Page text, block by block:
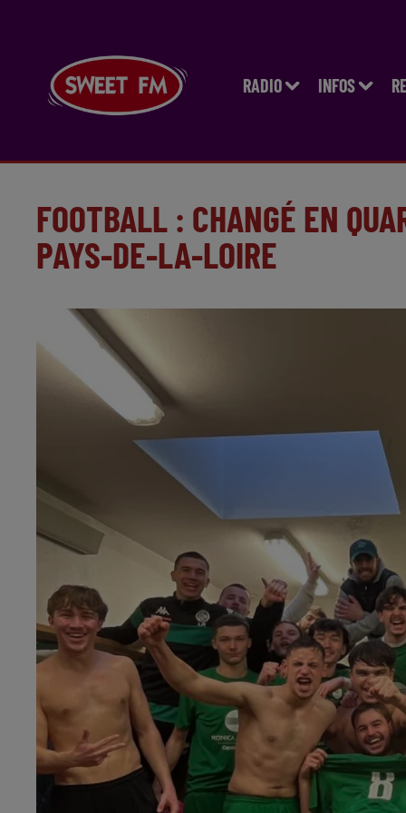
RADIO INFOS
FOOTBALL : CHANGÉ EN
PAYS-DE-LA-LOIRE